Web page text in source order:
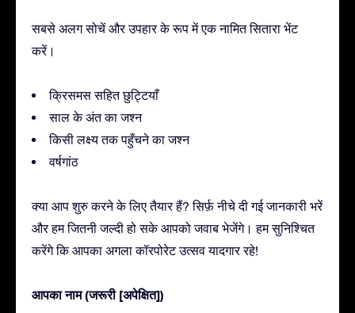
सबसे अलग सोचें और उपहार के रूप में एक नामित सितारा भेंट
करें।
क्रिसमस सहित छुट्टियाँ
साल के अंत का जश्न
किसी लक्ष्य तक पहुँचने का जश्न
वर्षगांठ
क्या आप शुरु करने के लिए तैयार हैं? सिर्फ़ नीचे दी गई जानकारी भरें
और हम जितनी जल्दी हो सके आपको जवाब भेजेंगे। हम सुनिश्चित
करेंगे कि आपका अगला कॉरपोरेट उत्सव यादगार रहे!
आपका नाम (जरूरी [अपेक्षित])